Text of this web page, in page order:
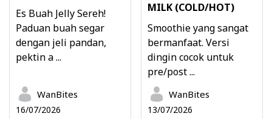
Es Buah Jelly Sereh!
Paduan buah segar
dengan jeli pandan,
pektin a ...
WanBites
16/07/2026
MILK (COLD/HOT)
Smoothie yang sangat
bermanfaat. Versi
dingin cocok untuk
pre/post ...
WanBites
13/07/2026